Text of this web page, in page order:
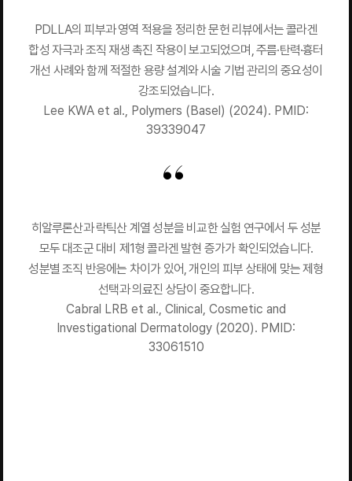
PDLLA의 피부과 영역 적용을 정리한 문헌 리뷰에서는 콜라겐
합성 자극과 조직 재생 촉진 작용이 보고되었으며, 주름·탄력·흉터
개선 사례와 함께 적절한 용량 설계와 시술 기법 관리의 중요성이
강조되었습니다.
Lee KWA et al., Polymers (Basel) (2024). PMID:
39339047
히알루론산과 락틱산 계열 성분을 비교한 실험 연구에서 두 성분
모두 대조군 대비 제1형 콜라겐 발현 증가가 확인되었습니다.
성분별 조직 반응에는 차이가 있어, 개인의 피부 상태에 맞는 제형
선택과 의료진 상담이 중요합니다.
Cabral LRB et al., Clinical, Cosmetic and
Investigational Dermatology (2020). PMID:
33061510